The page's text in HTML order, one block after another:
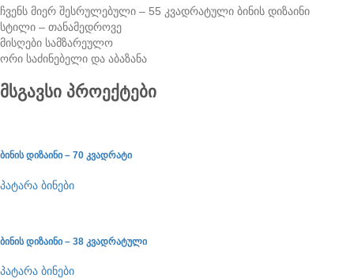
ჩვენს მიერ შესრულებული – 55 კვადრატული ბინის დიზაინი
სტილი – თანამედროვე
მისღები სამზარეულო
ორი საძინებელი და აბაზანა
მსგავსი პროექტები
ბინის დიზაინი – 70 კვადრატი
პატარა ბინები
ბინის დიზაინი – 38 კვადრატული
პატარა ბინები